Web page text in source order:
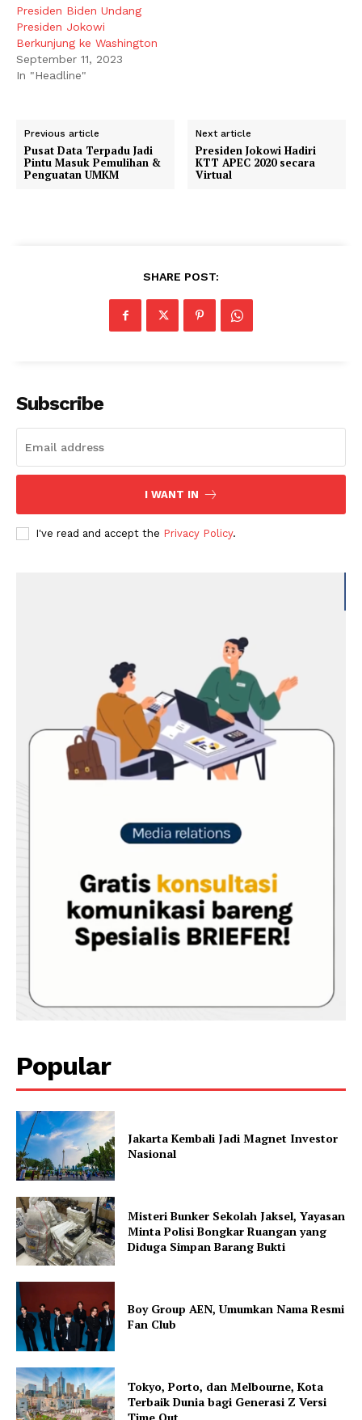
Presiden Biden Undang
Presiden Jokowi
Berkunjung ke Washington
September 11, 2023
In "Headline"
Previous article
Pusat Data Terpadu Jadi
Pintu Masuk Pemulihan &
Penguatan UMKM
Next article
Presiden Jokowi Hadiri
KTT APEC 2020 secara
Virtual
SHARE POST:
Subscribe
I WANT IN
I've read and accept the Privacy Policy.
Popular
Jakarta Kembali Jadi Magnet Investor
Nasional
Misteri Bunker Sekolah Jaksel, Yayasan
Minta Polisi Bongkar Ruangan yang
Diduga Simpan Barang Bukti
Boy Group AEN, Umumkan Nama Resmi
Fan Club
Tokyo, Porto, dan Melbourne, Kota
Terbaik Dunia bagi Generasi Z Versi